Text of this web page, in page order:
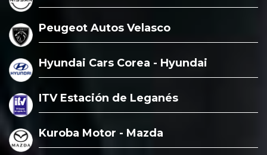
Peugeot Autos Velasco
Hyundai Cars Corea - Hyundai
ITV Estación de Leganés
Kuroba Motor - Mazda